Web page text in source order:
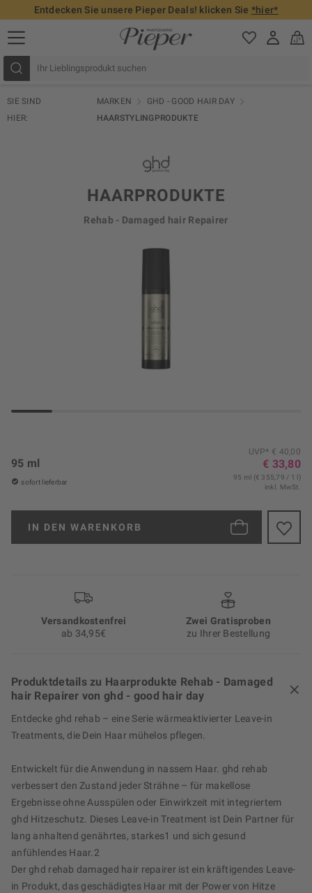
Entdecken Sie unsere Pieper Deals! klicken Sie *hier*
SIE SIND
HIER:
MARKEN
GHD - GOOD HAIR DAY
HAARSTYLINGPRODUKTE
HAARPRODUKTE
Rehab - Damaged hair Repairer
UVP* € 40,00
€ 33,80
95 ml
sofort lieferbar
95 ml (€ 355,79 / 1 l)
inkl. MwSt.
IN DEN WARENKORB
Versand­kosten­frei
ab 34,95€
Zwei Gratisproben
zu Ihrer Bestellung
Produktdetails zu Haarprodukte Rehab - Damaged
hair Repairer von ghd - good hair day
Entdecke ghd rehab – eine Serie wärmeaktivierter Leave-in
Treatments, die Dein Haar mühelos pflegen.
Entwickelt für die Anwendung in nassem Haar. ghd rehab
verbessert den Zustand jeder Strähne – für makellose
Ergebnisse ohne Ausspülen oder Einwirkzeit mit integriertem
ghd Hitzeschutz. Dieses Leave-in Treatment ist Dein Partner für
lang anhaltend genährtes, starkes1 und sich gesund
anfühlendes Haar.2
Der ghd rehab damaged hair repairer ist ein kräftigendes Leave-
in Produkt, das geschädigtes Haar mit der Power von Hitze